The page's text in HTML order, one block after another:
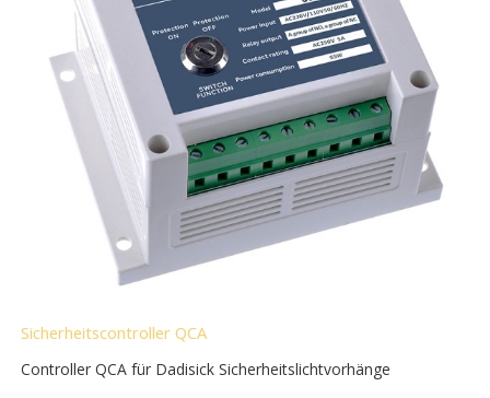
Sicherheitscontroller QCA
Controller QCA für Dadisick Sicherheitslichtvorhänge